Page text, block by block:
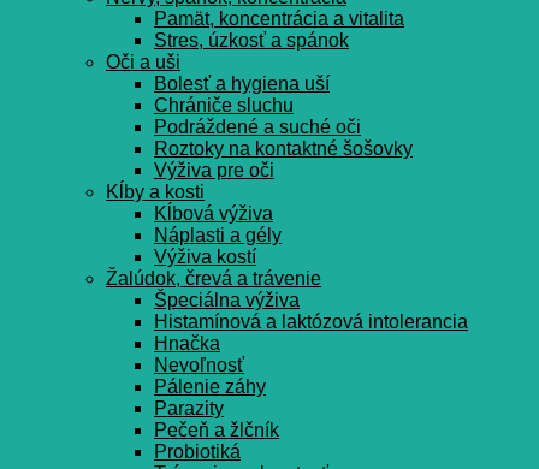
Pamät, koncentrácia a vitalita
Stres, úzkosť a spánok
Oči a uši
Bolesť a hygiena uší
Chrániče sluchu
Podráždené a suché oči
Roztoky na kontaktné šošovky
Výživa pre oči
Kĺby a kosti
Kĺbová výživa
Náplasti a gély
Výživa kostí
Žalúdok, črevá a trávenie
Špeciálna výživa
Histamínová a laktózová intolerancia
Hnačka
Nevoľnosť
Pálenie záhy
Parazity
Pečeň a žlčník
Probiotiká